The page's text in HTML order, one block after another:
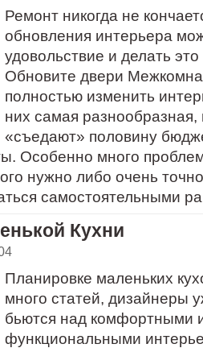
Ремонт никогда не
обновления интерьера
удовольствие и делать
Обновите двери
полностью изменить
них самая
«съедают» половину
Особенно много
нужно либо очень
самостоятельными
Кухни
Планировке маленьких
много статей, дизайнеры
бьются над комфортными
функциональными